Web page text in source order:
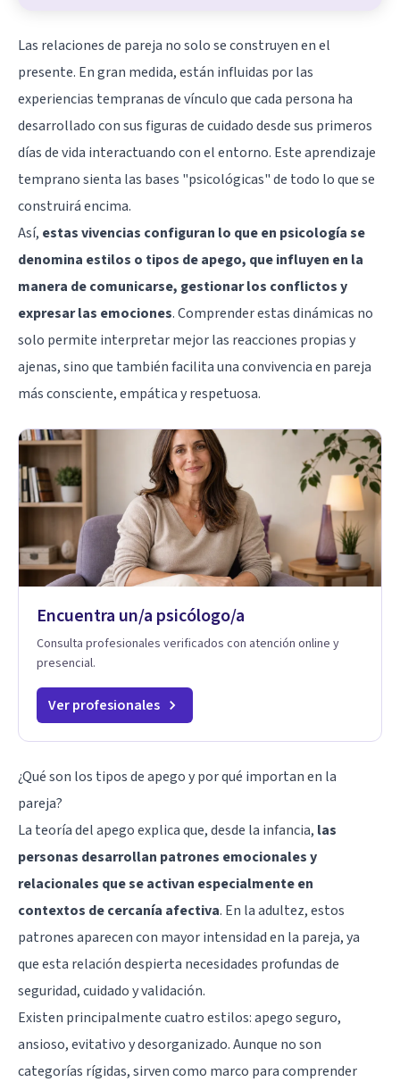
Las relaciones de pareja no solo se construyen en el
presente. En gran medida, están influidas por las
experiencias tempranas de vínculo que cada persona ha
desarrollado con sus figuras de cuidado desde sus primeros
días de vida interactuando con el entorno. Este aprendizaje
temprano sienta las bases "psicológicas" de todo lo que se
construirá encima.
Así, estas vivencias configuran lo que en psicología se
denomina estilos o tipos de apego, que influyen en la
manera de comunicarse, gestionar los conflictos y
expresar las emociones. Comprender estas dinámicas no
solo permite interpretar mejor las reacciones propias y
ajenas, sino que también facilita una convivencia en pareja
más consciente, empática y respetuosa.
Encuentra un/a psicólogo/a
Consulta profesionales verificados con atención online y
presencial.
Ver profesionales
¿Qué son los tipos de apego y por qué importan en la
pareja?
La teoría del apego explica que, desde la infancia, las
personas desarrollan patrones emocionales y
relacionales que se activan especialmente en
contextos de cercanía afectiva. En la adultez, estos
patrones aparecen con mayor intensidad en la pareja, ya
que esta relación despierta necesidades profundas de
seguridad, cuidado y validación.
Existen principalmente cuatro estilos: apego seguro,
ansioso, evitativo y desorganizado. Aunque no son
categorías rígidas, sirven como marco para comprender